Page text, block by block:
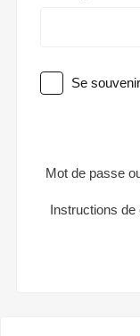
Se
Mot de passe
Instructions